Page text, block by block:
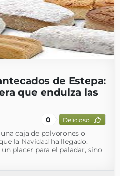
de Estepa:
que endulza las
0 Delicioso
caja de polvorones o
la Navidad ha llegado.
placer para el paladar, sino